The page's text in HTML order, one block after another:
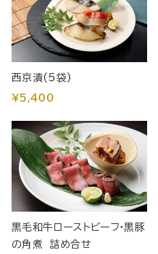
西京漬(5袋)
¥5,400
黒毛和牛ローストビーフ・黒豚
の角煮 詰め合せ